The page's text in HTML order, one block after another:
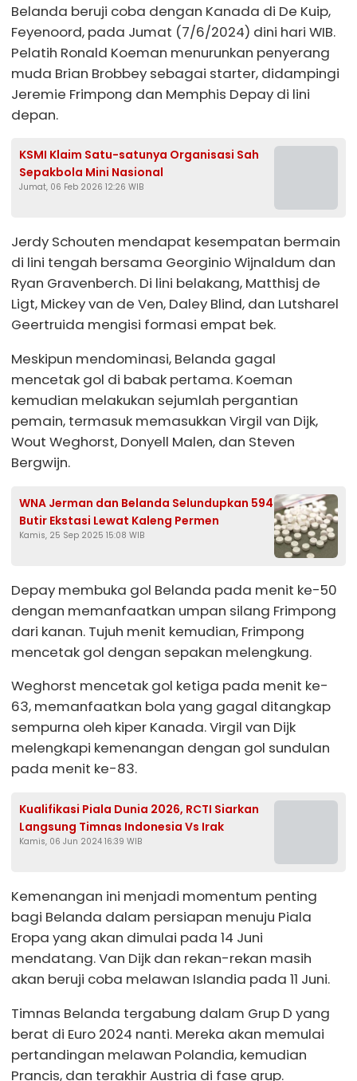
Belanda beruji coba dengan Kanada di De Kuip,
Feyenoord, pada Jumat (7/6/2024) dini hari WIB.
Pelatih Ronald Koeman menurunkan penyerang
muda Brian Brobbey sebagai starter, didampingi
Jeremie Frimpong dan Memphis Depay di lini
depan.
KSMI Klaim Satu-satunya Organisasi Sah
Sepakbola Mini Nasional
Jumat, 06 Feb 2026 12:26 WIB
Jerdy Schouten mendapat kesempatan bermain
di lini tengah bersama Georginio Wijnaldum dan
Ryan Gravenberch. Di lini belakang, Matthisj de
Ligt, Mickey van de Ven, Daley Blind, dan Lutsharel
Geertruida mengisi formasi empat bek.
Meskipun mendominasi, Belanda gagal
mencetak gol di babak pertama. Koeman
kemudian melakukan sejumlah pergantian
pemain, termasuk memasukkan Virgil van Dijk,
Wout Weghorst, Donyell Malen, dan Steven
Bergwijn.
WNA Jerman dan Belanda Selundupkan 594
Butir Ekstasi Lewat Kaleng Permen
Kamis, 25 Sep 2025 15:08 WIB
Depay membuka gol Belanda pada menit ke-50
dengan memanfaatkan umpan silang Frimpong
dari kanan. Tujuh menit kemudian, Frimpong
mencetak gol dengan sepakan melengkung.
Weghorst mencetak gol ketiga pada menit ke-
63, memanfaatkan bola yang gagal ditangkap
sempurna oleh kiper Kanada. Virgil van Dijk
melengkapi kemenangan dengan gol sundulan
pada menit ke-83.
Kualifikasi Piala Dunia 2026, RCTI Siarkan
Langsung Timnas Indonesia Vs Irak
Kamis, 06 Jun 2024 16:39 WIB
Kemenangan ini menjadi momentum penting
bagi Belanda dalam persiapan menuju Piala
Eropa yang akan dimulai pada 14 Juni
mendatang. Van Dijk dan rekan-rekan masih
akan beruji coba melawan Islandia pada 11 Juni.
Timnas Belanda tergabung dalam Grup D yang
berat di Euro 2024 nanti. Mereka akan memulai
pertandingan melawan Polandia, kemudian
Prancis, dan terakhir Austria di fase grup.